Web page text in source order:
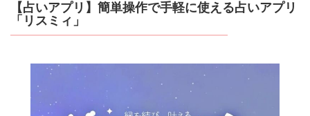
【占いアプリ】簡単操作で手軽に使える占いアプリ
「リスミィ」